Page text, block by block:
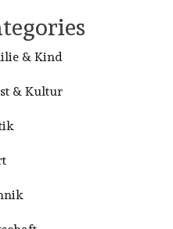
& Kind
& Kultur